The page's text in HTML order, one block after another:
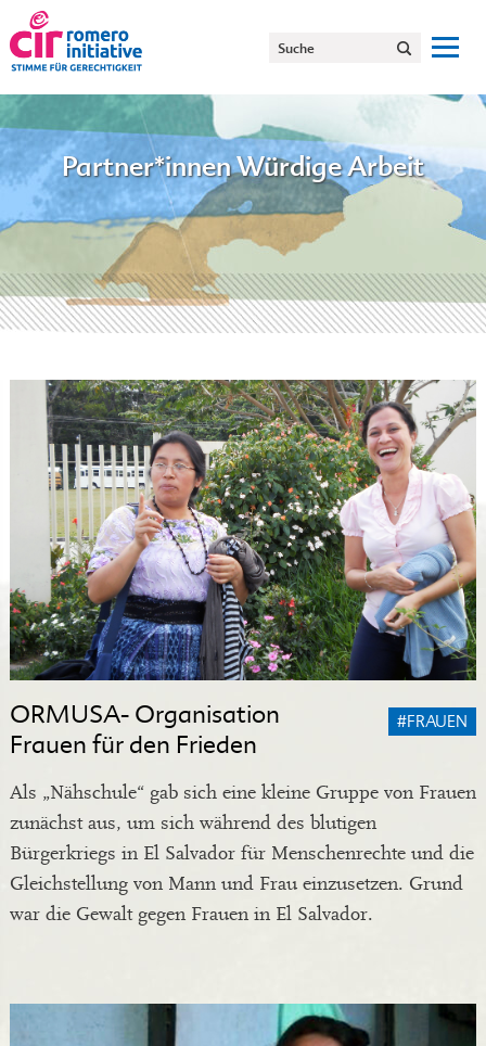
Partner*innen Würdige Arbeit
ORMUSA- Organisation
Frauen für den Frieden
#FRAUEN
Als „Nähschule“ gab sich eine kleine Gruppe von Frauen
zunächst aus, um sich während des blutigen
Bürgerkriegs in El Salvador für Menschenrechte und die
Gleichstellung von Mann und Frau einzusetzen. Grund
war die Gewalt gegen Frauen in El Salvador.